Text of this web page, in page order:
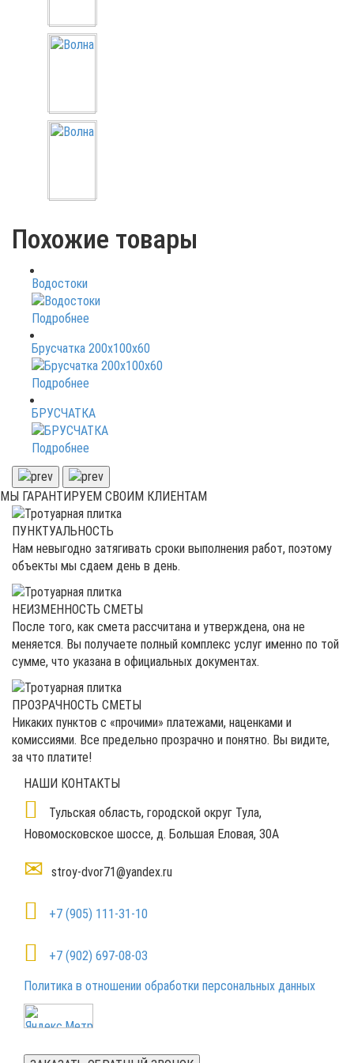
Похожие товары
Водостоки
Подробнее
Брусчатка 200х100х60
Подробнее
БРУСЧАТКА
Подробнее
МЫ ГАРАНТИРУЕМ СВОИМ КЛИЕНТАМ
ПУНКТУАЛЬНОСТЬ
Нам невыгодно затягивать сроки выполнения работ, поэтому
объекты мы сдаем день в день.
НЕИЗМЕННОСТЬ СМЕТЫ
После того, как смета рассчитана и утверждена, она не
меняется. Вы получаете полный комплекс услуг именно по той
сумме, что указана в официальных документах.
ПРОЗРАЧНОСТЬ СМЕТЫ
Никаких пунктов с «прочими» платежами, наценками и
комиссиями. Все предельно прозрачно и понятно. Вы видите,
за что платите!
НАШИ КОНТАКТЫ
Тульская область, городской округ Тула,
Новомосковское шоссе, д. Большая Еловая, 30А
stroy-dvor71@yandex.ru
+7 (905) 111-31-10
+7 (902) 697-08-03‬
Политика в отношении обработки персональных данных